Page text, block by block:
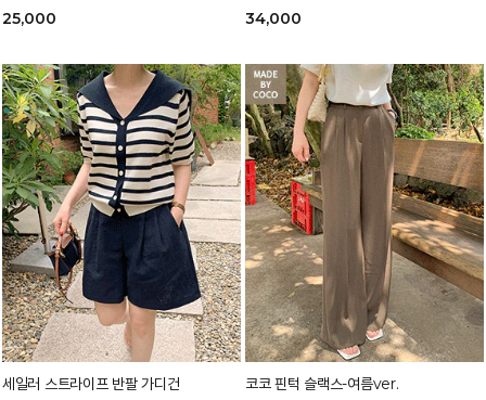
25,000 34,000
세일러 스트라이프 반팔 가디건 코코 핀턱 슬랙스-여름ver.